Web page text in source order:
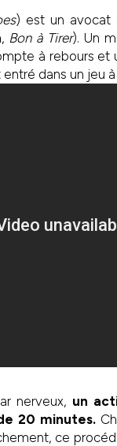
) est un avocat
, Bon à Tirer). Un
à rebours et
dans un jeu à
nerveux, un
20 minutes.
ce